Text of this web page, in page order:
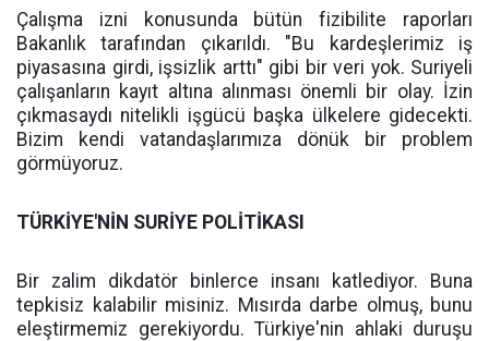
Çalışma izni konusunda bütün fizibilite raporları
Bakanlık tarafından çıkarıldı. "Bu kardeşlerimiz iş
piyasasına girdi, işsizlik arttı" gibi bir veri yok. Suriyeli
çalışanların kayıt altına alınması önemli bir olay. İzin
çıkmasaydı nitelikli işgücü başka ülkelere gidecekti.
Bizim kendi vatandaşlarımıza dönük bir problem
görmüyoruz.
TÜRKİYE'NİN SURİYE POLİTİKASI
Bir zalim dikdatör binlerce insanı katlediyor. Buna
tepkisiz kalabilir misiniz. Mısırda darbe olmuş, bunu
eleştirmemiz gerekiyordu. Türkiye'nin ahlaki duruşu